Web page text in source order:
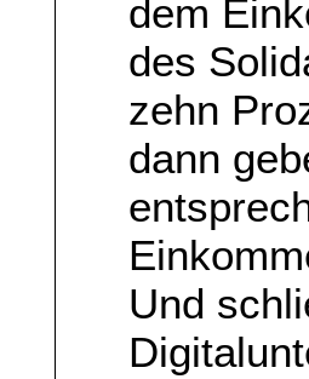
dem
des
zehn
dann
Und